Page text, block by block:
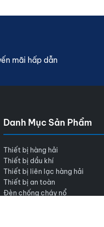
mãi hấp dẫn
Danh Mục Sản Phẩm
Thiết bị hàng hải
Thiết bị dầu khí
Thiết bị liên lạc hàng hải
Thiết bị an toàn
Đèn chống cháy nổ